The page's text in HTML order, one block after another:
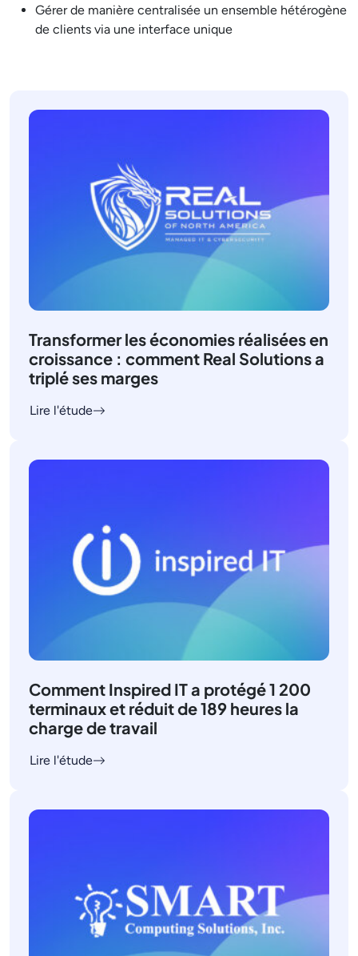
Gérer de manière centralisée un ensemble hétérogène
de clients via une interface unique
Transformer les économies réalisées en
croissance : comment Real Solutions a
triplé ses marges
Lire l'étude
Comment Inspired IT a protégé 1 200
terminaux et réduit de 189 heures la
charge de travail
Lire l'étude